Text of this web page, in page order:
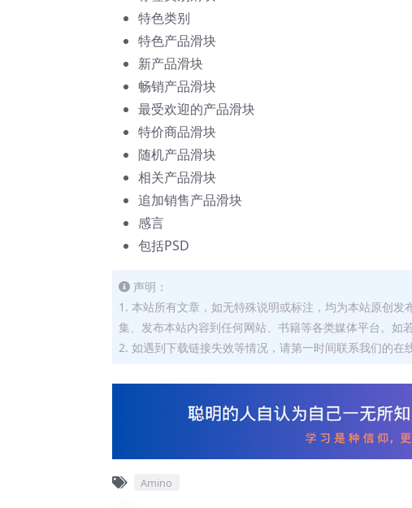
特色类别
特色产品滑块
新产品滑块
畅销产品滑块
最受欢迎的产品滑块
特价商品滑块
随机产品滑块
相关产品滑块
追加销售产品滑块
感言
包括PSD
声明：
1. 本站所有文章，如无特殊说明或标注，均为本站原创
集、发布本站内容到任何网站、书籍等各类媒体平台。如
2. 如遇到下载链接失效等情况，请第一时间联系我们的在
Amino